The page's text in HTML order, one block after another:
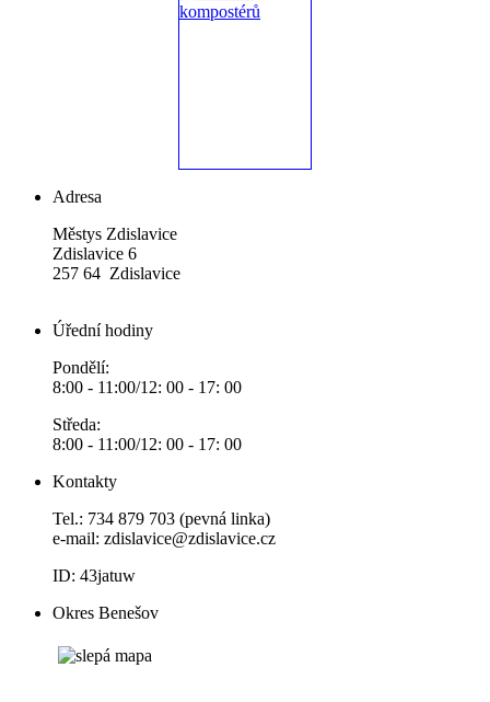
Adresa
Městys Zdislavice
Zdislavice 6
257 64 Zdislavice
Úřední hodiny
Pondělí:
8:00 - 11:00/12: 00 - 17: 00
Středa:
8:00 - 11:00/12: 00 - 17: 00
Kontakty
Tel.: 734 879 703 (pevná linka)
e-mail: zdislavice@zdislavice.cz
ID: 43jatuw
Okres Benešov